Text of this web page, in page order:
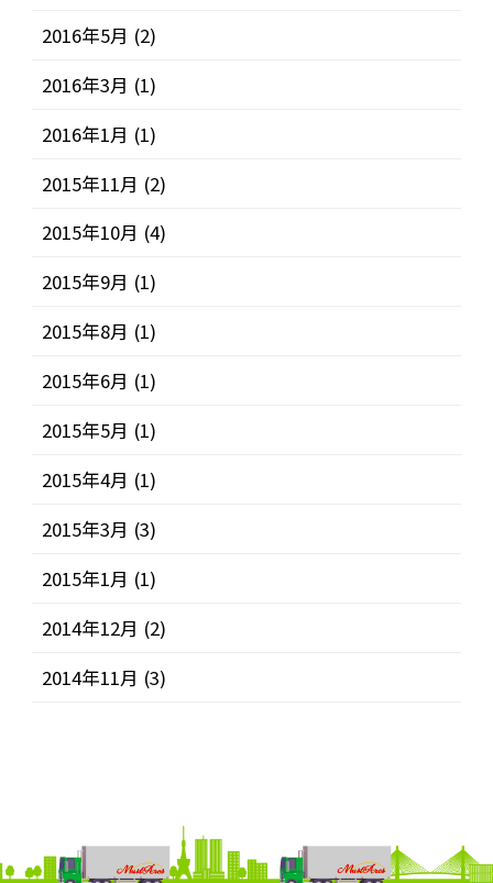
2016年5月 (2)
2016年3月 (1)
2016年1月 (1)
2015年11月 (2)
2015年10月 (4)
2015年9月 (1)
2015年8月 (1)
2015年6月 (1)
2015年5月 (1)
2015年4月 (1)
2015年3月 (3)
2015年1月 (1)
2014年12月 (2)
2014年11月 (3)